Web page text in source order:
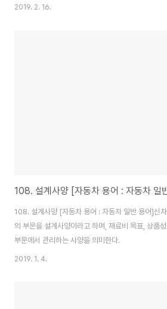
2019. 2. 16.
108. 설계사양 [자동차 용어 : 자동차 일
108. 설계사양 [자동차 용어 : 자동차 일반 용어]신
의 부문을 설계사양이라고 하며, 재료비 목표, 상품
부문에서 관리하는 사양을 의미한다.
2019. 1. 4.